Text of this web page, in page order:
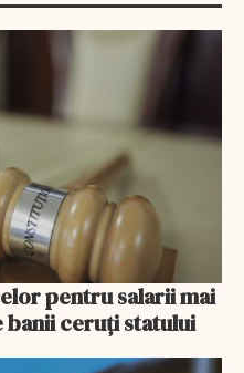
pentru salarii mai
banii ceruți statului